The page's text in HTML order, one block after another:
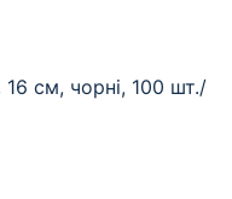
16 см, чорні, 100 шт./